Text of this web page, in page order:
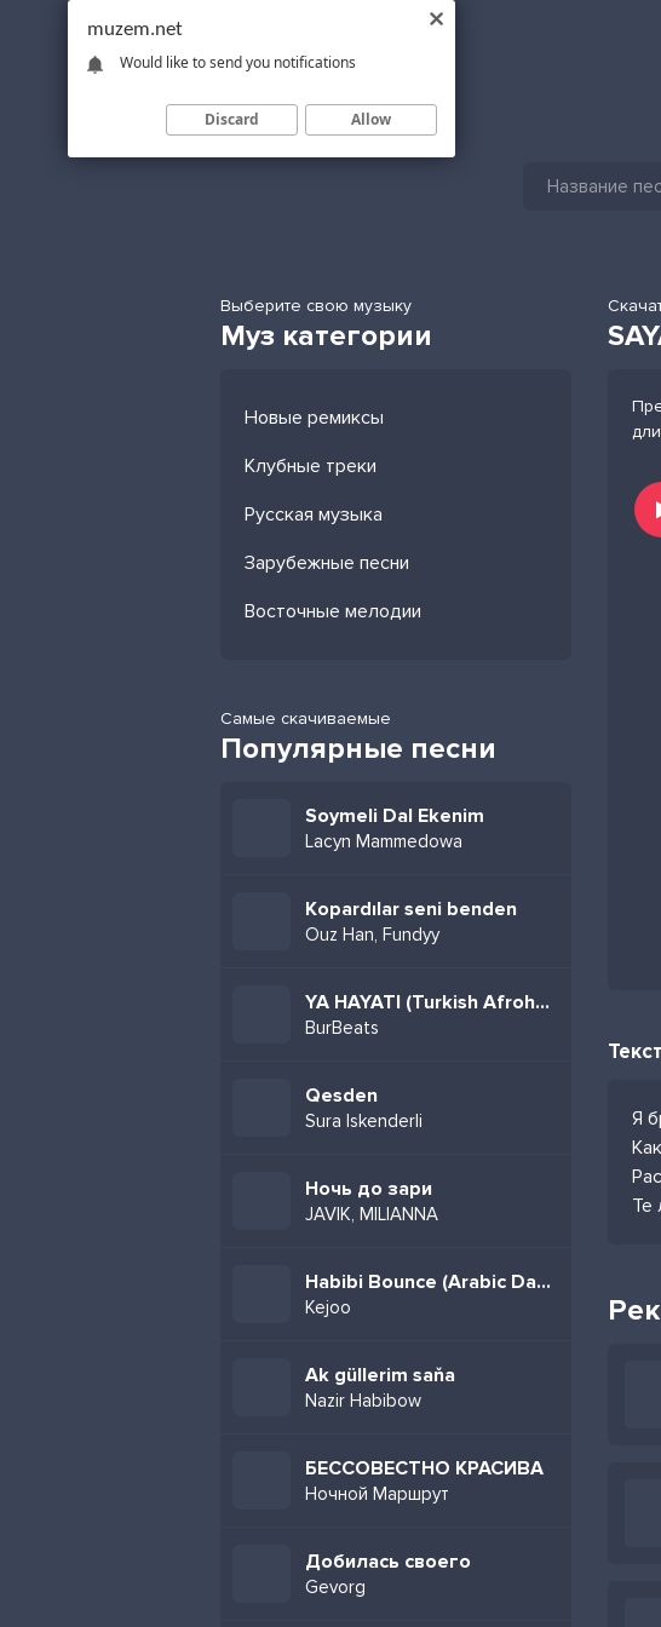
Выберите свою музыку
Муз категории
Новые ремиксы
Клубные треки
Русская музыка
Зарубежные песни
Восточные мелодии
Самые скачиваемые
Популярные песни
Soymeli Dal Ekenim
Lacyn Mammedowa
Kopardılar seni benden
Ouz Han, Fundyy
YA HAYATI (Turkish Afrohouse)
BurBeats
Qesden
Sura Iskenderli
Ночь до зари
JAVIK, MILIANNA
Habibi Bounce (Arabic Dance Party Remix)
Kejoo
Ak güllerim saňa
Nazir Habibow
БЕССОВЕСТНО КРАСИВА
Ночной Маршрут
Добилась своего
Gevorg
Я
Те
muzem.net
Would like to send you notifications
Discard Allow